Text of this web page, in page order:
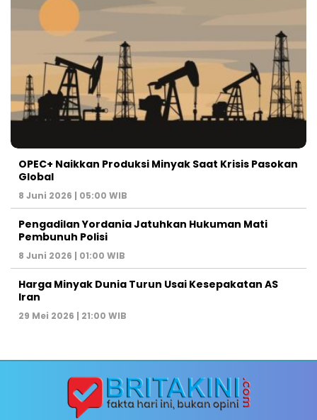
OPEC+ Naikkan Produksi Minyak Saat Krisis Pasokan
Global
8 Juni 2026 | 05:00 WIB
Pengadilan Yordania Jatuhkan Hukuman Mati
Pembunuh Polisi
8 Juni 2026 | 01:00 WIB
Harga Minyak Dunia Turun Usai Kesepakatan AS
Iran
29 Mei 2026 | 21:00 WIB